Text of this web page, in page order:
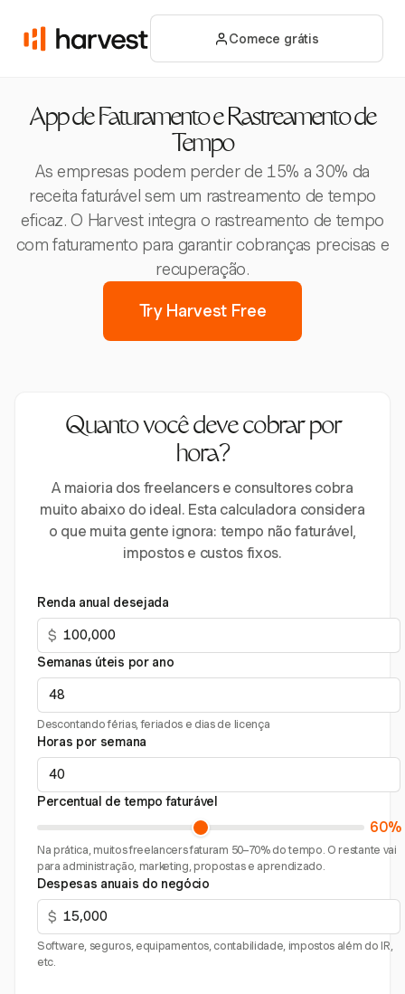
Comece grátis
App de Faturamento e Rastreamento de
Tempo
As empresas podem perder de 15% a 30% da
receita faturável sem um rastreamento de tempo
eficaz. O Harvest integra o rastreamento de tempo
com faturamento para garantir cobranças precisas e
recuperação.
Try Harvest Free
Quanto você deve cobrar por
hora?
A maioria dos freelancers e consultores cobra
muito abaixo do ideal. Esta calculadora considera
o que muita gente ignora: tempo não faturável,
impostos e custos fixos.
Renda anual desejada
$
Semanas úteis por ano
Descontando férias, feriados e dias de licença
Horas por semana
Percentual de tempo faturável
60%
Na prática, muitos freelancers faturam 50–70% do tempo. O restante vai
para administração, marketing, propostas e aprendizado.
Despesas anuais do negócio
$
Software, seguros, equipamentos, contabilidade, impostos além do IR,
etc.